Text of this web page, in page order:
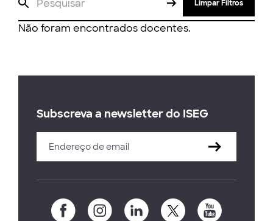
Limpar Filtros
Não foram encontrados docentes.
Subscreva a newsletter do ISEG